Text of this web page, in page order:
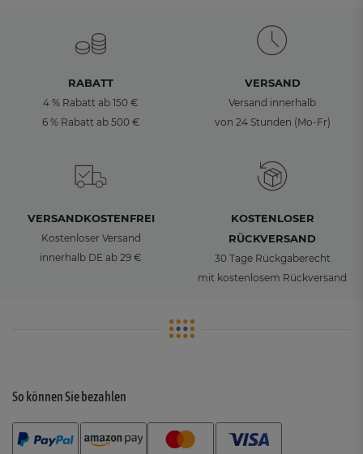
RABATT
4 % Rabatt ab 150 €
6 % Rabatt ab 500 €
VERSAND
Versand innerhalb
von 24 Stunden (Mo-Fr)
VERSANDKOSTENFREI
Kostenloser Versand
innerhalb DE ab 29 €
KOSTENLOSER
RÜCKVERSAND
30 Tage Rückgaberecht
mit kostenlosem Rückversand
So können Sie bezahlen